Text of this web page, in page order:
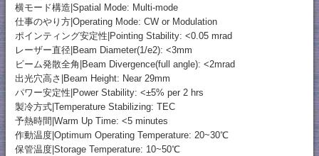
横モード構造|Spatial Mode: Multi-mode
仕事のやり方|Operating Mode: CW or Modulation
ポインティング安定性|Pointing Stability: <0.05 mrad
レーザー直径|Beam Diameter(1/e2): <3mm
ビーム発散全角|Beam Divergence(full angle): <2mrad
出光穴高さ|Beam Height: Near 29mm
パワー安定性|Power Stability: <±5% per 2 hrs
製冷方式|Temperature Stabilizing: TEC
予熱時間|Warm Up Time: <5 minutes
作動温度|Optimum Operating Temperature: 20~30℃
保管温度|Storage Temperature: 10~50℃